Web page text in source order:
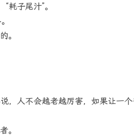
耗子尾汁”。
。
，人不会越老越厉害，如果让一
。